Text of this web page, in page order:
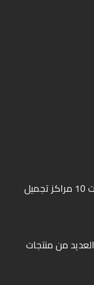
ﺗﻤﺘﻠﻚ ﺷﺮﻛﺔ ﻟﻤﺴﺎت 10 ﻣﺮاﻛﺰ ﺗﺠﻤﻴﻞ
ﻣﻦ ﻣﻨﺘﺠﺎت